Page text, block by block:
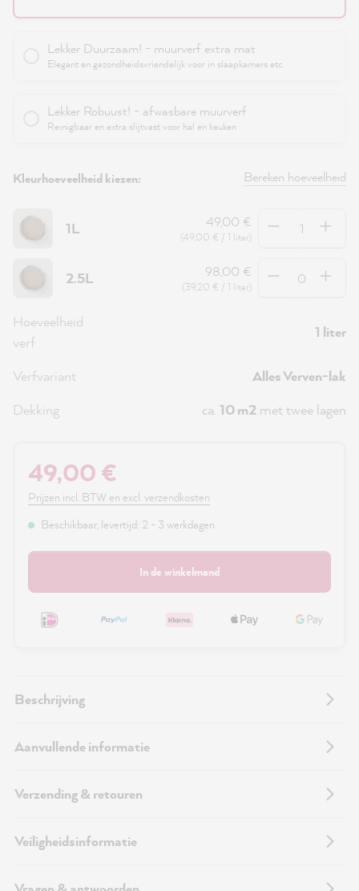
Lekker Duurzaam! - muurverf extra mat
Elegant en gezondheidsvriendelijk voor in slaapkamers etc.
Lekker Robuust! - afwasbare muurverf
Reinigbaar en extra slijtvast voor hal en keuken
Kleurhoeveelheid kiezen: Bereken hoeveelheid
1L 49,00 €
(49,00 € / 1 liter)
Hoeveelheid
2.5L 98,00 €
(39,20 € / 1 liter)
Hoeveelheid
Hoeveelheid
verf
1 liter
Verfvariant
Alles Verven-lak
Dekking
ca. 10 m2 met twee lagen
49,00 €
Prijzen incl. BTW en excl. verzendkosten
Beschikbaar, levertijd: 2 - 3 werkdagen
In de winkelmand
Beschrijving
Aanvullende informatie
Verzending & retouren
Veiligheidsinformatie